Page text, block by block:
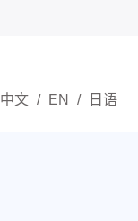
中文 / EN / 日语